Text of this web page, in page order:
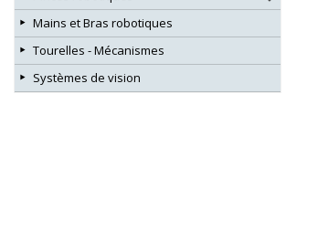
Mains et Bras robotiques
Tourelles - Mécanismes
Systèmes de vision